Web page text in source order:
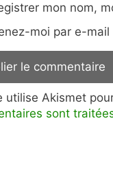
mon nom,
moi par e-
utilise Akismet
sont